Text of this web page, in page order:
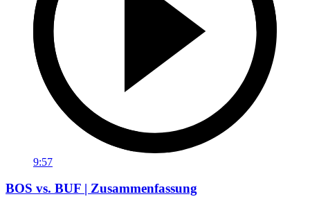
9:57
BOS vs. BUF | Zusammenfassung